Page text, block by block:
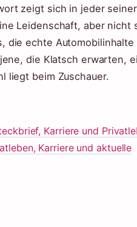
zeigt sich in jeder seiner
Leidenschaft, aber nicht
die echte
die Klatsch erwarten,
liegt beim Zuschauer.
Karriere und
Karriere und aktuelle